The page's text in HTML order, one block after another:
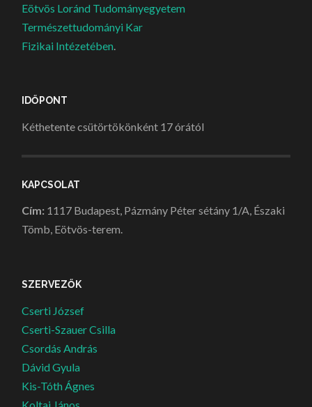
Eötvös Loránd Tudományegyetem
Természettudományi Kar
Fizikai Intézetében.
IDŐPONT
Kéthetente csütörtökönként 17 órától
KAPCSOLAT
Cím: 1117 Budapest, Pázmány Péter sétány 1/A, Északi
Tömb, Eötvös-terem.
SZERVEZŐK
Cserti József
Cserti-Szauer Csilla
Csordás András
Dávid Gyula
Kis-Tóth Ágnes